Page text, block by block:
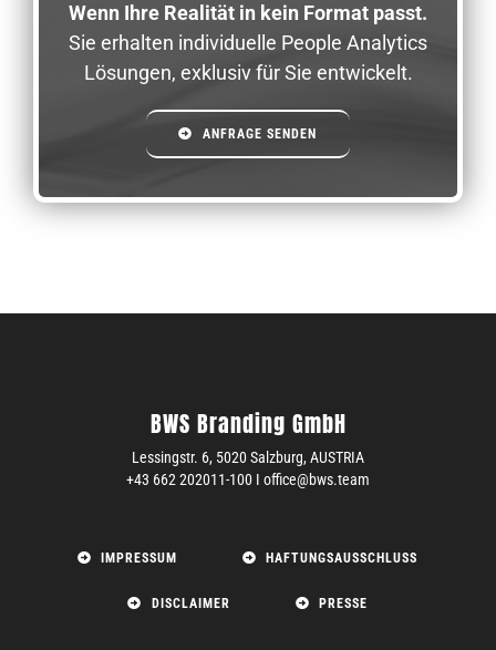
Wenn Ihre Realität in kein Format passt.
Sie erhalten individuelle People Analytics
Lösungen, exklusiv für Sie entwickelt.
ANFRAGE SENDEN
BWS Branding GmbH
Lessingstr. 6, 5020 Salzburg,AUSTRIA
+43 662 202011-100 I office@bws.team
IMPRESSUM HAFTUNGSAUSSCHLUSS
DISCLAIMER PRESSE